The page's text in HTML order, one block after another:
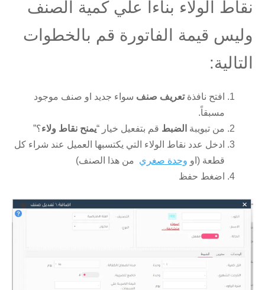
نقاط الولاء بناءاً علي كمية الصنف
وليس قيمة الفاتورة قم بالخطوات
التالية:
افتح نافذة تعريف صنف سواء جديد او صنف موجود
مسبقاً.
من تبويبة الضبط قم بتفعيل خيار “يمنح نقاط ولاء؟”
ادخل عدد نقاط الولاء التي يكتسبها العميل عند شراء كل
قطعة (او وحدة صغري من هذا الصنف)
اضغط حفظ